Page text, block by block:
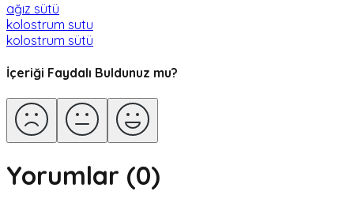
ağız sütü
kolostrum sutu
kolostrum sütü
İçeriği Faydalı Buldunuz mu?
Yorumlar (0)